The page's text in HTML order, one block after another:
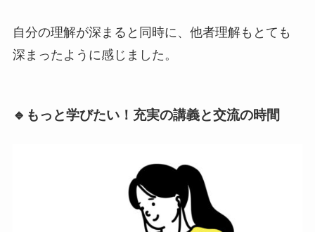
自分の理解が深まると同時に、他者理解もとても
深まったように感じました。
🔹 もっと学びたい！充実の講義と交流の時間